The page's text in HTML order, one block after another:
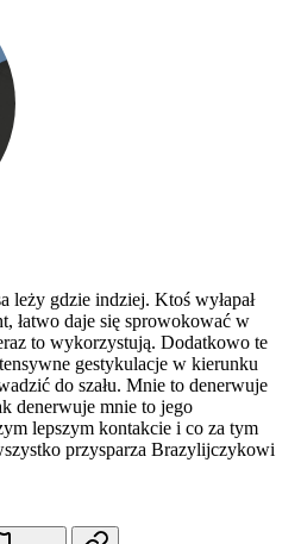
leży gdzie indziej. Ktoś wyłapał
łatwo daje się sprowokować w
to wykorzystują. Dodatkowo te
gestykulacje w kierunku
do szału. Mnie to denerwuje
denerwuje mnie to jego
lepszym kontakcie i co za tym
przysparza Brazylijczykowi